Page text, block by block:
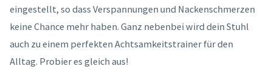
eingestellt, so dass Verspannungen und Nackenschmerzen
keine Chance mehr haben. Ganz nebenbei wird dein Stuhl
auch zu einem perfekten Achtsamkeitstrainer für den
Alltag. Probier es gleich aus!